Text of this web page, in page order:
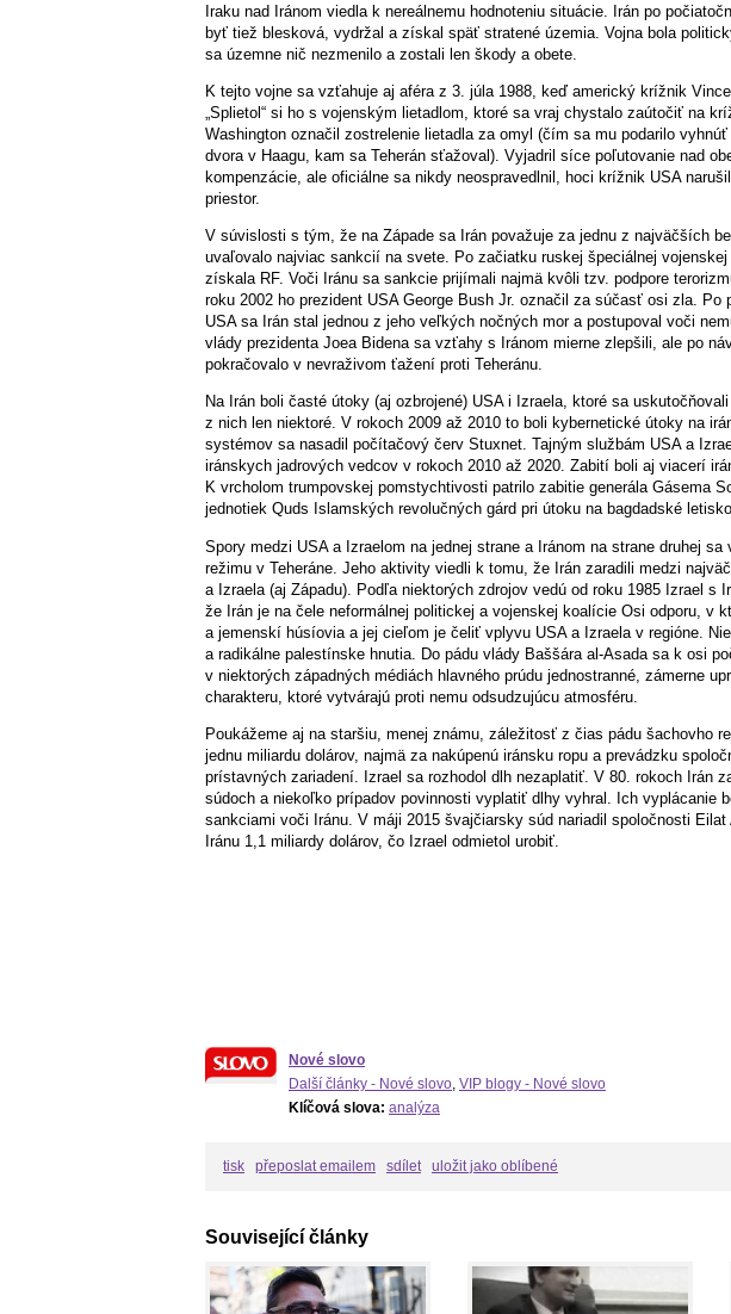
Iraku nad Iránom viedla k nereálnemu hodnoteniu situácie. Irán po
byť tiež blesková, vydržal a získal späť stratené územia. Vojna bola
sa územne nič nezmenilo a zostali len škody a obete.
K tejto vojne sa vzťahuje aj aféra z 3. júla 1988, keď americký krížnik
„Splietol“ si ho s vojenským lietadlom, ktoré sa vraj chystalo zaútočiť na
Washington označil zostrelenie lietadla za omyl (čím sa mu podarilo
dvora v Haagu, kam sa Teherán sťažoval). Vyjadril síce poľutovanie nad
kompenzácie, ale oficiálne sa nikdy neospravedlnil, hoci krížnik USA
priestor.
V súvislosti s tým, že na Západe sa Irán považuje za jednu z najväčších
uvaľovalo najviac sankcií na svete. Po začiatku ruskej špeciálnej vojenskej
získala RF. Voči Iránu sa sankcie prijímali najmä kvôli tzv. podpore
roku 2002 ho prezident USA George Bush Jr. označil za súčasť osi zla. Po
USA sa Irán stal jednou z jeho veľkých nočných mor a postupoval voči
vlády prezidenta Joea Bidena sa vzťahy s Iránom mierne zlepšili, ale po
pokračovalo v nevraživom ťažení proti Teheránu.
Na Irán boli časté útoky (aj ozbrojené) USA i Izraela, ktoré sa
z nich len niektoré. V rokoch 2009 až 2010 to boli kybernetické útoky na
systémov sa nasadil počítačový červ Stuxnet. Tajným službám USA a
iránskych jadrových vedcov v rokoch 2010 až 2020. Zabití boli aj viacerí
K vrcholom trumpovskej pomstychtivosti patrilo zabitie generála Gásema
jednotiek Quds Islamských revolučných gárd pri útoku na bagdadské
Spory medzi USA a Izraelom na jednej strane a Iránom na strane druhej
režimu v Teheráne. Jeho aktivity viedli k tomu, že Irán zaradili medzi
a Izraela (aj Západu). Podľa niektorých zdrojov vedú od roku 1985 Izrael s
že Irán je na čele neformálnej politickej a vojenskej koalície Osi odporu, v
a jemenskí húsíovia a jej cieľom je čeliť vplyvu USA a Izraela v regióne.
a radikálne palestínske hnutia. Do pádu vlády Baššára al-Asada sa k osi
v niektorých západných médiách hlavného prúdu jednostranné, zámerne
charakteru, ktoré vytvárajú proti nemu odsudzujúcu atmosféru.
Poukážeme aj na staršiu, menej známu, záležitosť z čias pádu šachovho
jednu miliardu dolárov, najmä za nakúpenú iránsku ropu a prevádzku
prístavných zariadení. Izrael sa rozhodol dlh nezaplatiť. V 80. rokoch Irán
súdoch a niekoľko prípadov povinnosti vyplatiť dlhy vyhral. Ich vyplácanie
sankciami voči Iránu. V máji 2015 švajčiarsky súd nariadil spoločnosti
Iránu 1,1 miliardy dolárov, čo Izrael odmietol urobiť.
Nové slovo
Další články - Nové slovo VIP blogy - Nové slovo
Klíčová slova: analýza
tisk přeposlat emailem sdílet uložit jako oblíbené
Související články